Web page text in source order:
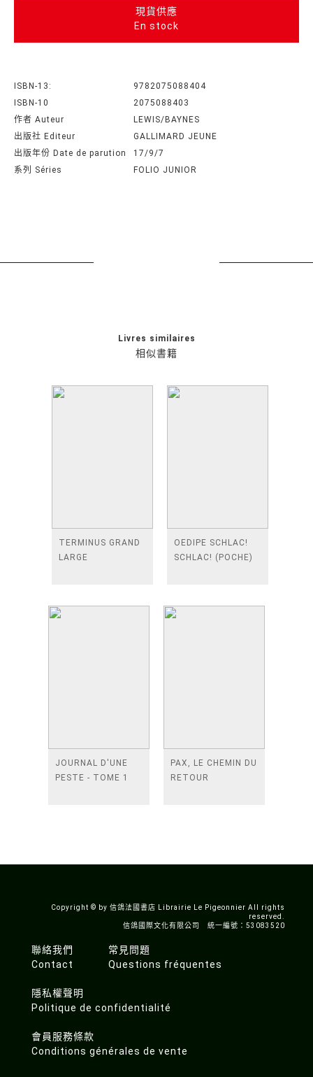
現貨供應
En stock
ISBN-13:
9782075088404
ISBN-10
2075088403
作者 Auteur
LEWIS/BAYNES
出版社 Editeur
GALLIMARD JEUNE
出版年份 Date de parution
17/9/7
系列 Séries
FOLIO JUNIOR
相似書籍
Livres similaires
TERMINUS GRAND
LARGE
OEDIPE SCHLAC!
SCHLAC! (POCHE)
JOURNAL D'UNE
PESTE - TOME 1
PAX, LE CHEMIN DU
RETOUR
Copyright © by 信鴿法國書店 Librairie Le Pigeonnier All rights
reserved.
信鴿國際文化有限公司 統一編號：53083520
聯絡我們
Contact
常見問題
Questions fréquentes
隱私權聲明
Politique de confidentialité
會員服務條款
Conditions générales de vente